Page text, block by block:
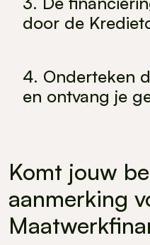
onze risicobeoordeling.
door de
financieringsaanvraag
Kredietcommissie die
4. Onderteken
en ontvang je
lening naar je over.
Komt jouw
aanmerking